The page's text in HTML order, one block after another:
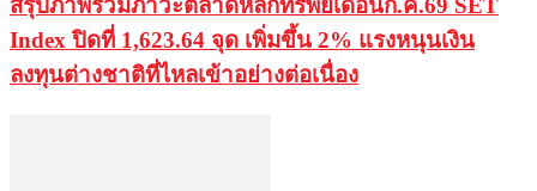
สรุปภาพรวมภาวะตลาดหลักทรัพย์เดือนก.ค.69 SET
Index ปิดที่ 1,623.64 จุด เพิ่มขึ้น 2% แรงหนุนเงิน
ลงทุนต่างชาติที่ไหลเข้าอย่างต่อเนื่อง